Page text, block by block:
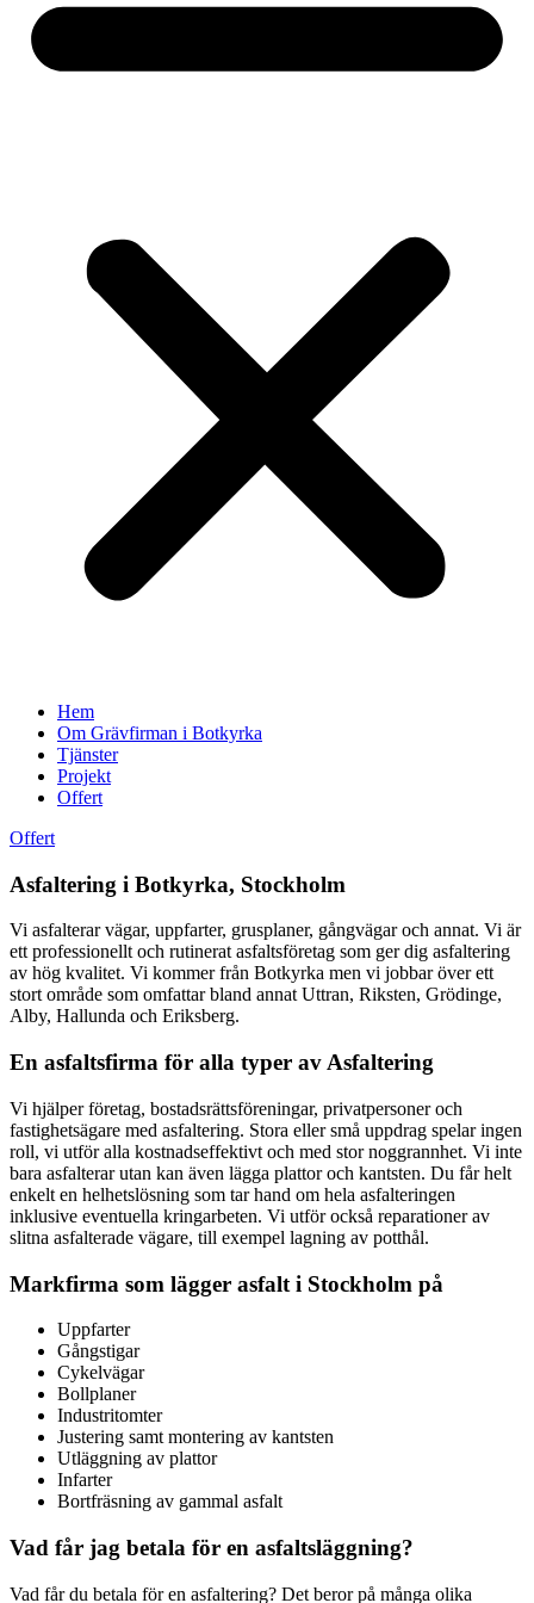
Hem
Om Grävfirman i Botkyrka
Tjänster
Projekt
Offert
Offert
Asfaltering i Botkyrka, Stockholm
Vi asfalterar vägar, uppfarter, grusplaner, gångvägar och annat. Vi är
ett professionellt och rutinerat asfaltsföretag som ger dig asfaltering
av hög kvalitet. Vi kommer från Botkyrka men vi jobbar över ett
stort område som omfattar bland annat Uttran, Riksten, Grödinge,
Alby, Hallunda och Eriksberg.
En asfaltsfirma för alla typer av Asfaltering
Vi hjälper företag, bostadsrättsföreningar, privatpersoner och
fastighetsägare med asfaltering. Stora eller små uppdrag spelar ingen
roll, vi utför alla kostnadseffektivt och med stor noggrannhet. Vi inte
bara asfalterar utan kan även lägga plattor och kantsten. Du får helt
enkelt en helhetslösning som tar hand om hela asfalteringen
inklusive eventuella kringarbeten. Vi utför också reparationer av
slitna asfalterade vägare, till exempel lagning av potthål.
Markfirma som lägger asfalt i Stockholm på
Uppfarter
Gångstigar
Cykelvägar
Bollplaner
Industritomter
Justering samt montering av kantsten
Utläggning av plattor
Infarter
Bortfräsning av gammal asfalt
Vad får jag betala för en asfaltsläggning?
Vad får du betala för en asfaltering? Det beror på många olika